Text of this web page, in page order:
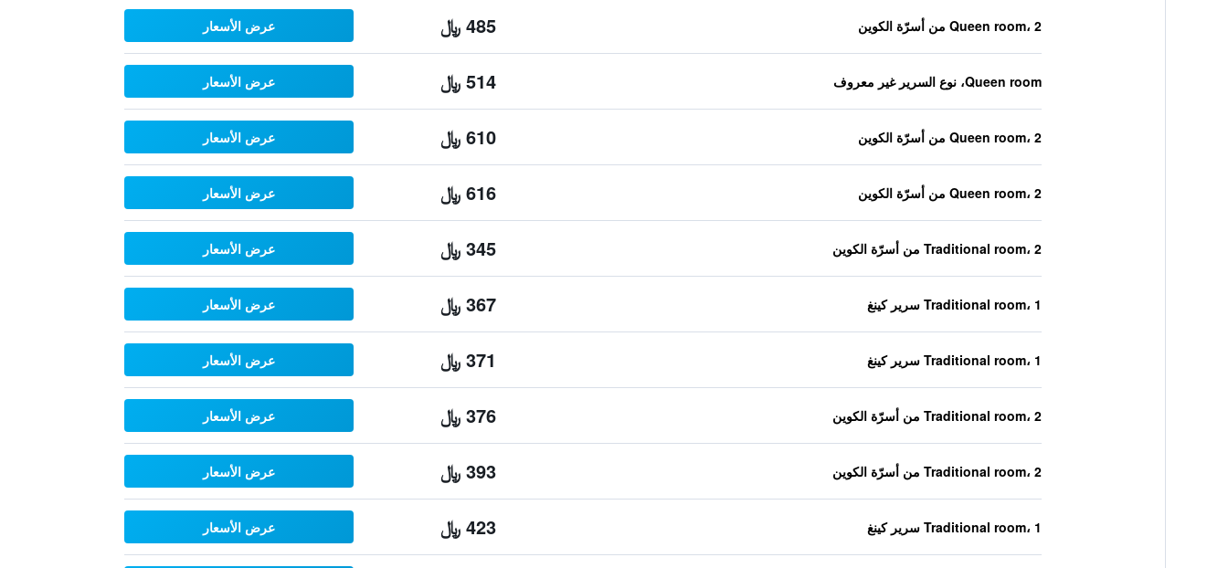
Queen room، 2 من أسرّة الكوين 485 ﷼ عرض الأسعار
Queen room، نوع السرير غير معروف 514 ﷼ عرض الأسعار
Queen room، 2 من أسرّة الكوين 610 ﷼ عرض الأسعار
Queen room، 2 من أسرّة الكوين 616 ﷼ عرض الأسعار
Traditional room، 2 من أسرّة الكوين 345 ﷼ عرض الأسعار
Traditional room، 1 سرير كينغ 367 ﷼ عرض الأسعار
Traditional room، 1 سرير كينغ 371 ﷼ عرض الأسعار
Traditional room، 2 من أسرّة الكوين 376 ﷼ عرض الأسعار
Traditional room، 2 من أسرّة الكوين 393 ﷼ عرض الأسعار
Traditional room، 1 سرير كينغ 423 ﷼ عرض الأسعار